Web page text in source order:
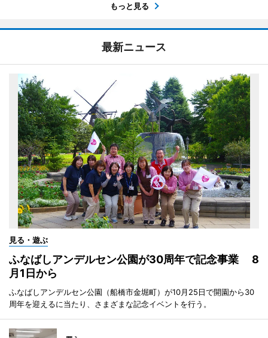
もっと見る
最新ニュース
見る・遊ぶ
ふなばしアンデルセン公園が30周年で記念事業 8
月1日から
ふなばしアンデルセン公園（船橋市金堀町）が10月25日で開園から30
周年を迎えるに当たり、さまざまな記念イベントを行う。